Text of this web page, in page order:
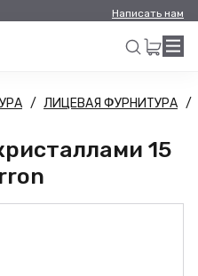
Написать нам
Искать
ЛИЦЕВАЯ ФУРНИТУРА
15